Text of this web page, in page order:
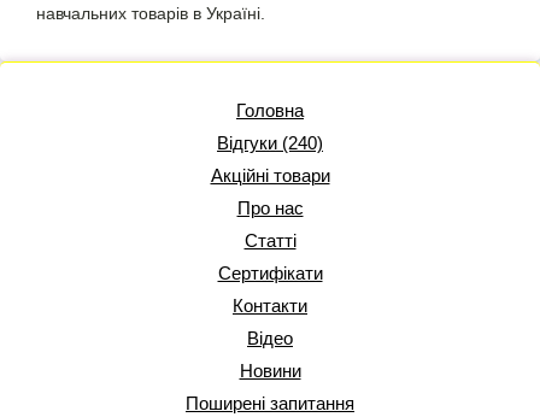
навчальних товарів в Україні.
Головна
Відгуки (240)
Акційні товари
Про нас
Статті
Сертифікати
Контакти
Відео
Новини
Поширені запитання